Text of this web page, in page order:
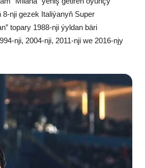
8-nji gezek Italiýanyň Super
topary 1988-nji ýyldan bäri
nji, 2004-nji, 2011-nji we 2016-njy